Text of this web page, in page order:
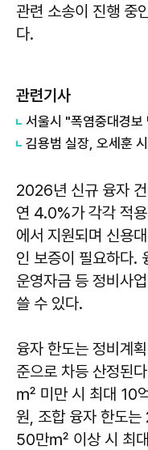
관련 소송이 진행 중
다.
관련기사
2026년 신규 융자
연 4.0%가 각각 적
에서 지원되며 신용
인 보증이 필요하다.
운영자금 등 정비사
쓸 수 있다.
융자 한도는 정비계
준으로 차등 산정된
㎡ 미만 시 최대 10
원, 조합 융자 한도
50만㎡ 이상 시 최